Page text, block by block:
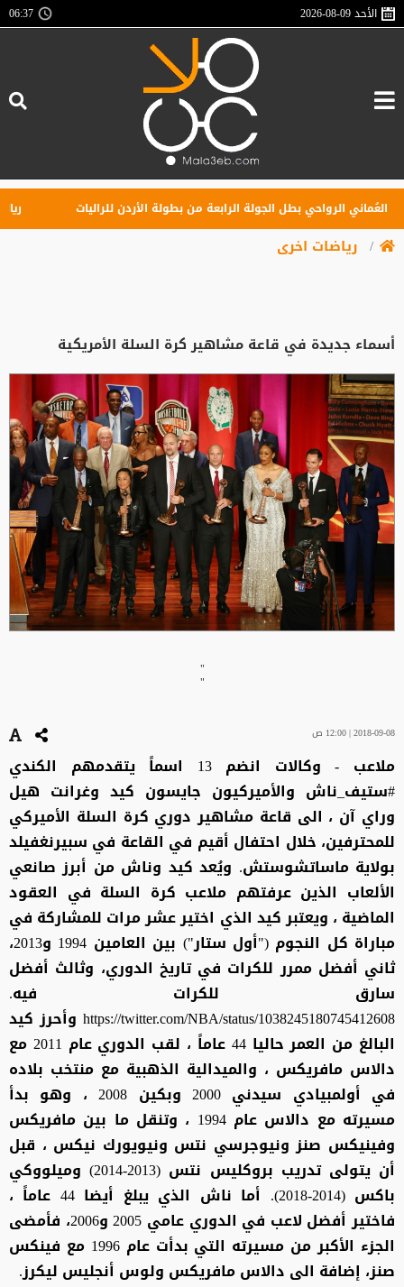
الأحد2026-08-09
06:37
الرواحي بطل الجولة الرابعة من بطولة الأردن للراليات ريال
رياضات اخرى
أسماء جديدة في قاعة مشاهير كرة السلة الأمريكية
"
"
2018-09-08 | 12:00 ص
ملاعب - وكالات انضم 13 اسماً يتقدمهم الكندي
#ستيف_ناش والأميركيون جايسون كيد وغرانت هيل
وراي آن ، الى قاعة مشاهير دوري كرة السلة الأميركي
للمحترفين، خلال احتفال أقيم في القاعة في سبيرنغفيلد
بولاية ماساتشوستش. ويُعد كيد وناش من أبرز صانعي
الألعاب الذين عرفتهم ملاعب كرة السلة في العقود
الماضية ، ويعتبر كيد الذي اختير عشر مرات للمشاركة في
مباراة كل النجوم ("أول ستار") بين العامين 1994 و2013،
ثاني أفضل ممرر للكرات في تاريخ الدوري، وثالث أفضل
سارق للكرات فيه.
https://twitter.com/NBA/status/1038245180745412608 وأحرز كيد
البالغ من العمر حاليا 44 عاماً ، لقب الدوري عام 2011 مع
دالاس مافريكس ، والميدالية الذهبية مع منتخب بلاده
في أولمبيادي سيدني 2000 وبكين 2008 ، وهو بدأ
مسيرته مع دالاس عام 1994 ، وتنقل ما بين مافريكس
وفينيكس صنز ونيوجرسي نتس ونيويورك نيكس ، قبل
أن يتولى تدريب بروكليس نتس (2013-2014) وميلووكي
باكس (2014-2018). أما ناش الذي يبلغ أيضا 44 عاماً ،
فاختير أفضل لاعب في الدوري عامي 2005 و2006، فأمضى
الجزء الأكبر من مسيرته التي بدأت عام 1996 مع فينكس
صنز، إضافة الى دالاس مافريكس ولوس أنجليس ليكرز.